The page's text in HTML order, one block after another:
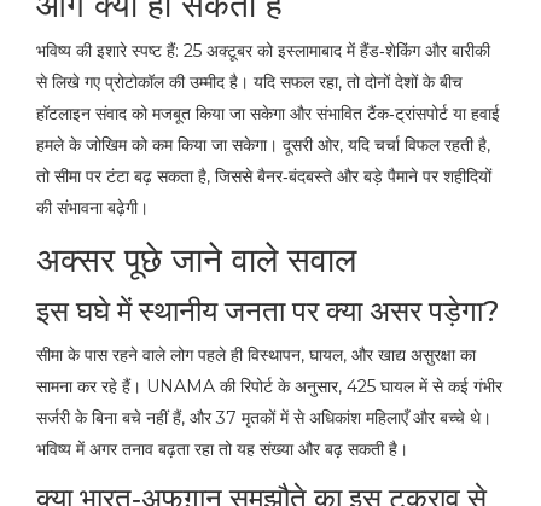
भविष्य की इशारे स्पष्ट हैं: 25 अक्टूबर को इस्लामाबाद में हैंड‑शेकिंग और बारीकी
से लिखे गए प्रोटोकॉल की उम्मीद है। यदि सफल रहा, तो दोनों देशों के बीच
हॉटलाइन संवाद को मजबूत किया जा सकेगा और संभावित टैंक‑ट्रांसपोर्ट या हवाई
हमले के जोखिम को कम किया जा सकेगा। दूसरी ओर, यदि चर्चा विफल रहती है,
तो सीमा पर टंटा बढ़ सकता है, जिससे बैनर‑बंदबस्ते और बड़े पैमाने पर शहीदियों
की संभावना बढ़ेगी।
अक्सर पूछे जाने वाले सवाल
इस घघे में स्थानीय जनता पर क्या असर पड़ेगा?
सीमा के पास रहने वाले लोग पहले ही विस्थापन, घायल, और खाद्य असुरक्षा का
सामना कर रहे हैं। UNAMA की रिपोर्ट के अनुसार, 425 घायल में से कई गंभीर
सर्जरी के बिना बचे नहीं हैं, और 37 मृतकों में से अधिकांश महिलाएँ और बच्चे थे।
भविष्य में अगर तनाव बढ़ता रहा तो यह संख्या और बढ़ सकती है।
क्या भारत‑अफ़ग़ान समझौते का इस टकराव से